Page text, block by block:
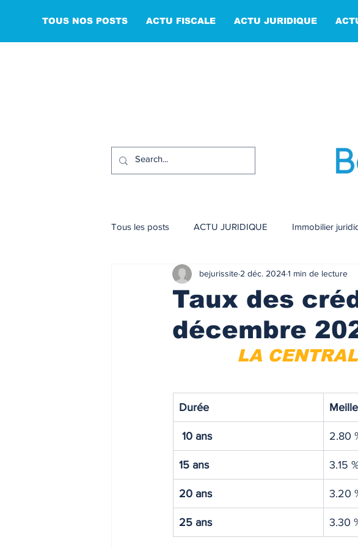
TOUS NOS POSTS ACTU FISCALE ACTU JURIDIQUE
Tous les posts ACTU JURIDIQUE Immobilier
Finances/Investissement Assurance
Prix de l'immobilier Immobilier ancien
ACTU FISCALE Fiscalité immobilière
ACTU PRO
Taux de l'usure
Taux des
décembre
bejurissite2 déc. 20241 min de lecture
LA
Durée
10 ans 2.80
15 ans 3.15
20 ans 3.20
25 ans 3.30